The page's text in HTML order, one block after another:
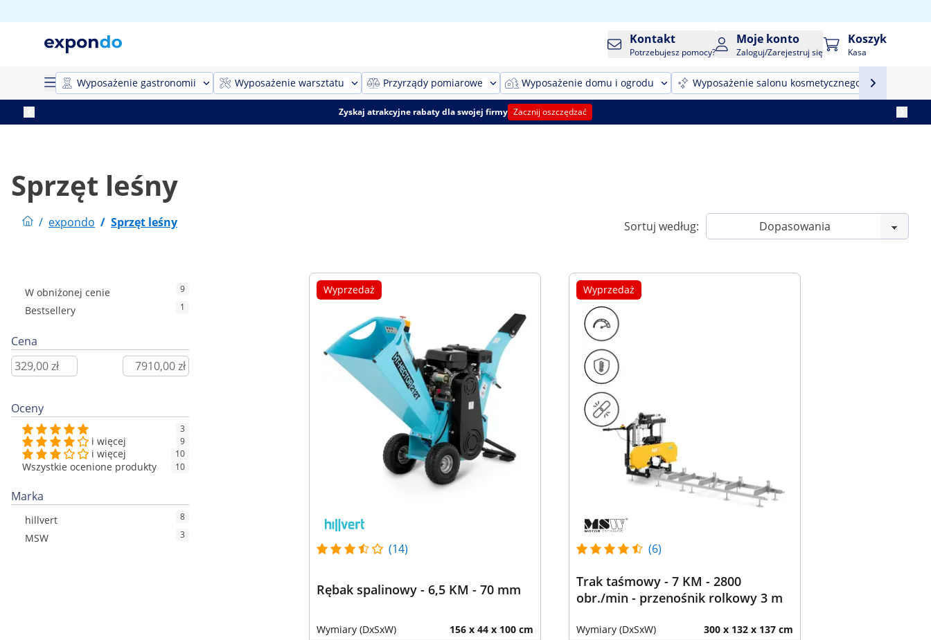
Kontakt
Potrzebujesz pomocy?
Moje konto
Zaloguj/Zarejestruj się
Koszyk
Kasa
Wyposażenie gastronomii Wyposażenie warsztatu Przyrządy pomiarowe Wyposażenie domu i ogrodu Wyposażenie salonu kosmetycznego
Zyskaj atrakcyjne rabaty dla swojej firmy Zacznij oszczędzać
Sprzęt leśny
/ expondo / Sprzęt leśny Sortuj według:
W obniżonej cenie 9
Bestsellery 1
Cena
Oceny
3
i więcej 9
i więcej 10
Wszystkie ocenione produkty 10
Marka
hillvert 8
MSW 3
Wyprzedaż
(14)
Rębak spalinowy - 6,5 KM - 70 mm
Wymiary (DxSxW) 156 x 44 x 100 cm
Wyprzedaż
(6)
Trak taśmowy - 7 KM - 2800
obr./min - przenośnik rolkowy 3 m
Wymiary (DxSxW) 300 x 132 x 137 cm